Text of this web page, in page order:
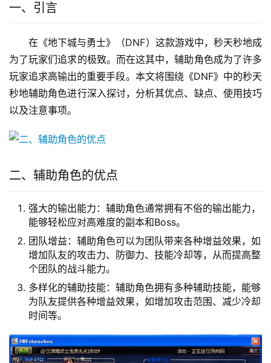
一、引言
在《地下城与勇士》（DNF）这款游戏中，秒天秒地成
为了玩家们追求的极致。而在这其中，辅助角色成为了许多
玩家追求高输出的重要手段。本文将围绕《DNF》中的秒天
秒地辅助角色进行深入探讨，分析其优点、缺点、使用技巧
以及注意事项。
二、辅助角色的优点
强大的输出能力：辅助角色通常拥有不俗的输出能力，
能够轻松应对高难度的副本和Boss。
团队增益：辅助角色可以为团队带来各种增益效果，如
增加队友的攻击力、防御力、技能冷却等，从而提高整
个团队的战斗能力。
多样化的辅助技能：辅助角色拥有多种辅助技能，能够
为队友提供各种增益效果，如增加攻击范围、减少冷却
时间等。